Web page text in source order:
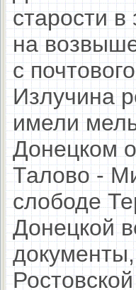
старости
на
с
Излучина
имели
Донецком
Талово -
слободе
Донецкой